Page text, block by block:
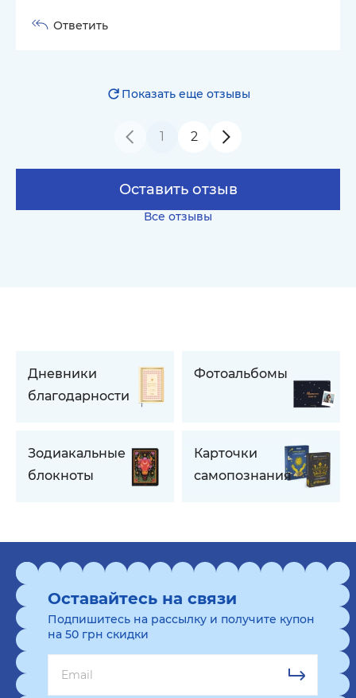
Ответить
Все отзывы
Оставить отзыв
Показать еще отзывы
1 2
Дневники
благодарности
Фотоальбомы
Зодиакальные
блокноты
Карточки
самопознания
Оставайтесь на связи
Подпишитесь на рассылку и получите купон
на 50 грн скидки